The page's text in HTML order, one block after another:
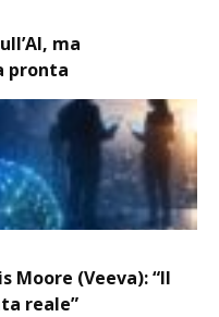
ma
pronta
Moore (Veeva): “Il
reale”